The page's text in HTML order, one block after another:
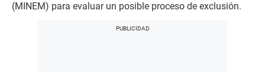
(MINEM) para evaluar un posible proceso de exclusión.